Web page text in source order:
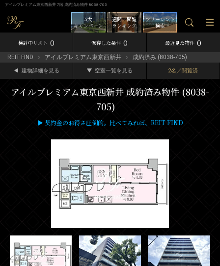
アイルプレミアム東京西新井 7階 成約済み物件 8038-705
フリーレント
検索
週間／閲覧
ランキング
5大
キャンペーン
検討中リスト 0 保存した条件 0 最近見た物件 0
REIT FIND アイルプレミアム東京西新井 成約済み (8038-705)
建物詳細を見る 空室一覧を見る 2名／閲覧済
アイルプレミアム東京西新井 成約済み物件 (8038-
705)
▶ 契約金のお得さ圧倒的。比べてみれば、REIT FIND